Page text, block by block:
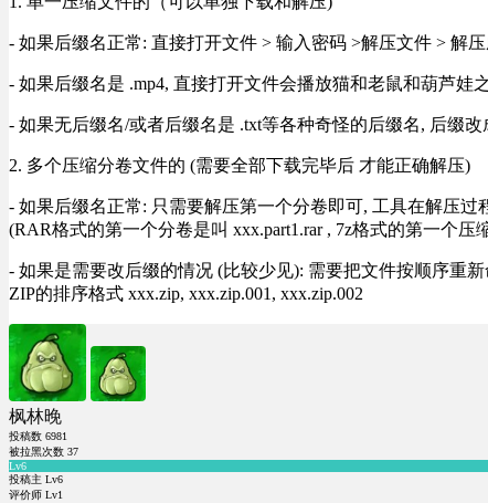
- 如果后缀名正常: 直接打开文件 > 输入密码 >解压文件 > 解
- 如果后缀名是 .mp4, 直接打开文件会播放猫和老鼠和葫芦娃
- 如果无后缀名/或者后缀名是 .txt等各种奇怪的后缀名, 后缀
2. 多个压缩分卷文件的 (需要全部下载完毕后 才能正确解压)
- 如果后缀名正常: 只需要解压第一个分卷即可, 工具在解压
(RAR格式的第一个分卷是叫 xxx.part1.rar , 7z格式的第一个
- 如果是需要改后缀的情况 (比较少见): 需要把文件按顺序重新
ZIP的排序格式 xxx.zip, xxx.zip.001, xxx.zip.002
枫林晚
投稿数 6981
被拉黑次数 37
Lv6
投稿主 Lv6
评价师 Lv1